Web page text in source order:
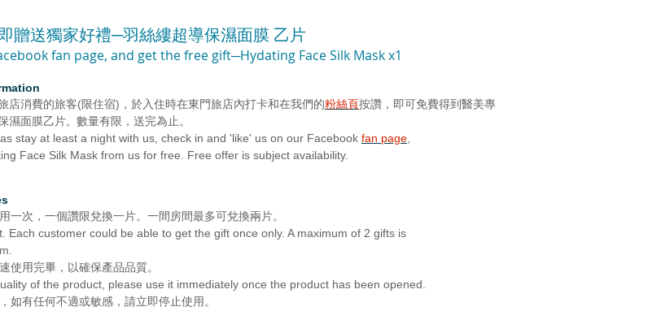
贈送獨家好禮─羽絲縷超導保濕面膜 乙片
fan page, and get the free gift─Hydating Face Silk Mask x1
店消費的旅客(限住宿)， 於入住時在東門旅店內打卡和在我們的粉絲頁按讚，即可免費得到醫美專
濕面膜乙片。 數量有限，送完為止。
stay at least a night with us, check in and 'like' us on our Facebook fan page
Face Silk Mask from us for free. Free offer is subject availability.
一次，一個讚限兌換一片。一間房間最多可兌換兩片。
Each customer could be able to get the gift once only. A maximum of 2 gifts is
使用完畢，以確保產品品質。
of the product, please use it immediately once the product has been opened.
如有任何不適或敏感，請立即停止使用。